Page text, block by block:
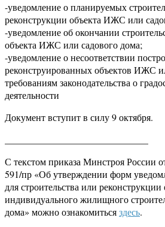
-уведомление о планируемых
реконструкции объекта ИЖС или
-уведомление об окончании
объекта ИЖС или садового дома;
-уведомление о несоответствии
реконструированных объектов ИЖС
требованиям законодательства о
деятельности
Документ вступит в силу 9 октября.
С текстом приказа Минстроя России
591/пр «Об утверждении форм
для строительства или реконструкции
индивидуального жилищного
дома» можно ознакомитьсяздесь.